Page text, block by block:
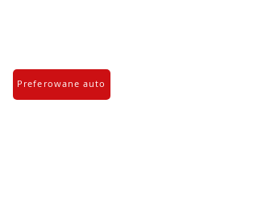
Preferowane auto